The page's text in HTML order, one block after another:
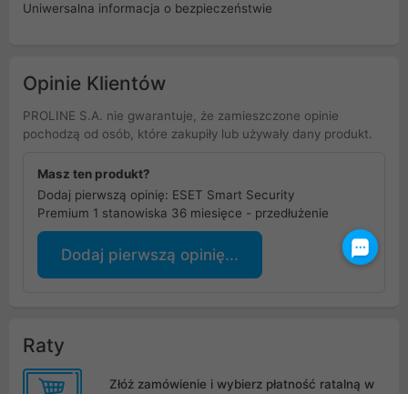
Uniwersalna informacja o bezpieczeństwie
Opinie Klientów
PROLINE S.A. nie gwarantuje, że zamieszczone opinie
pochodzą od osób, które zakupiły lub używały dany produkt.
Masz ten produkt?
Dodaj pierwszą opinię: ESET Smart Security
Premium 1 stanowiska 36 miesięce - przedłużenie
Dodaj pierwszą opinię...
Raty
Złóż zamówienie i wybierz płatność ratalną w